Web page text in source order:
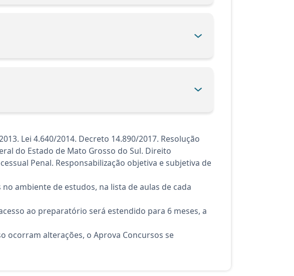
Lei 4.640/2014. Decreto 14.890/2017. Resolução
do Estado de Mato Grosso do Sul. Direito
Penal. Responsabilização objetiva e subjetiva de
ambiente de estudos, na lista de aulas de cada
ao preparatório será estendido para 6 meses, a
ocorram alterações, o Aprova Concursos se